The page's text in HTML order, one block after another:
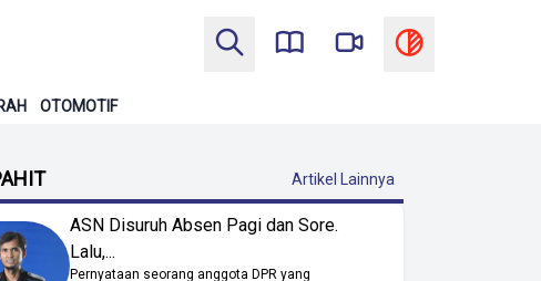
OTOMOTIF
Artikel Lainnya
ASN Disuruh Absen Pagi dan Sore.
Lalu,...
Pernyataan seorang anggota DPR yang